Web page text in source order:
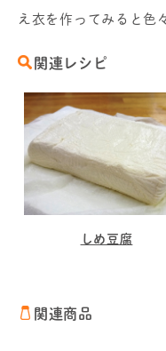
え衣を作ってみると色
関連レシピ
しめ豆腐
関連商品